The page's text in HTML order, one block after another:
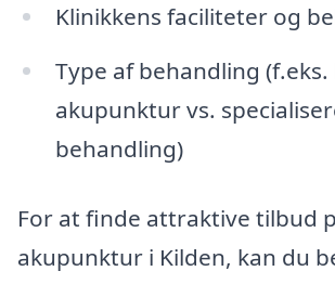
Klinikkens faciliteter og
Type af behandling (f.eks.
akupunktur vs.
behandling)
For at finde attraktive tilbud
akupunktur i Kilden, kan du